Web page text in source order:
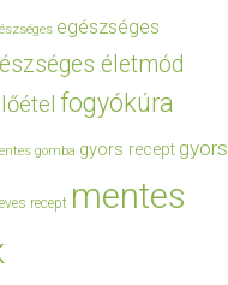
egészséges
életmód
fogyókúra
gomba gyors recept gyors
leves recept mentes